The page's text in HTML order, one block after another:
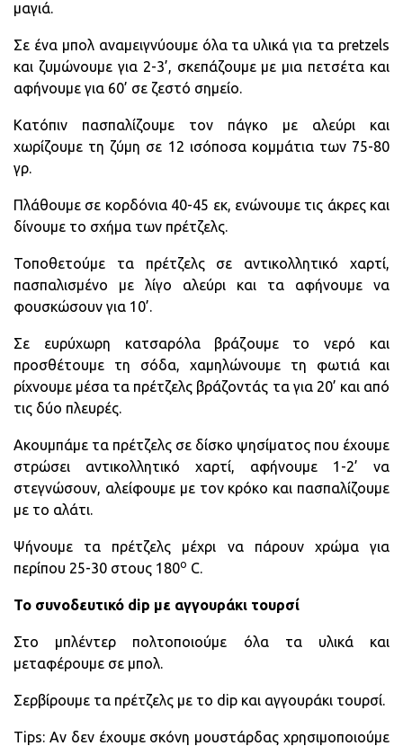
μαγιά.
Σε ένα μπολ αναμειγνύουμε όλα τα υλικά για τα pretzels
και ζυμώνουμε για 2-3’, σκεπάζουμε με μια πετσέτα και
αφήνουμε για 60’ σε ζεστό σημείο.
Κατόπιν πασπαλίζουμε τον πάγκο με αλεύρι και
χωρίζουμε τη ζύμη σε 12 ισόποσα κομμάτια των 75-80
γρ.
Πλάθουμε σε κορδόνια 40-45 εκ, ενώνουμε τις άκρες και
δίνουμε το σχήμα των πρέτζελς.
Τοποθετούμε τα πρέτζελς σε αντικολλητικό χαρτί,
πασπαλισμένο με λίγο αλεύρι και τα αφήνουμε να
φουσκώσουν για 10’.
Σε ευρύχωρη κατσαρόλα βράζουμε το νερό και
προσθέτουμε τη σόδα, χαμηλώνουμε τη φωτιά και
ρίχνουμε μέσα τα πρέτζελς βράζοντάς τα για 20’ και από
τις δύο πλευρές.
Ακουμπάμε τα πρέτζελς σε δίσκο ψησίματος που έχουμε
στρώσει αντικολλητικό χαρτί, αφήνουμε 1-2’ να
στεγνώσουν, αλείφουμε με τον κρόκο και πασπαλίζουμε
με το αλάτι.
Ψήνουμε τα πρέτζελς μέχρι να πάρουν χρώμα για
περίπου 25-30 στους 180ο C.
Το συνοδευτικό dip με αγγουράκι τουρσί
Στο μπλέντερ πολτοποιούμε όλα τα υλικά και
μεταφέρουμε σε μπολ.
Σερβίρουμε τα πρέτζελς με το dip και αγγουράκι τουρσί.
Tips: Αν δεν έχουμε σκόνη μουστάρδας χρησιμοποιούμε